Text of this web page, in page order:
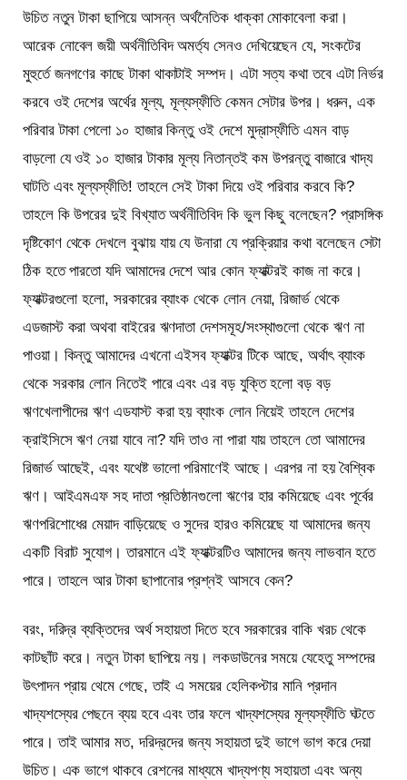
উচিত নতুন টাকা ছাপিয়ে আসন্ন অর্থনৈতিক ধাক্কা মোকাবেলা করা।
আরেক নোবেল জয়ী অর্থনীতিবিদ অমর্ত্য সেনও দেখিয়েছেন যে, সংকটের
মুহুর্তে জনগণের কাছে টাকা থাকাটাই সম্পদ। এটা সত্য কথা তবে এটা নির্ভর
করবে ওই দেশের অর্থের মূল্য, মূল্যস্ফীতি কেমন সেটার উপর। ধরুন, এক
পরিবার টাকা পেলো ১০ হাজার কিন্তু ওই দেশে মুদ্রাস্ফীতি এমন বাড়
বাড়লো যে ওই ১০ হাজার টাকার মূল্য নিতান্তই কম উপরন্তু বাজারে খাদ্য
ঘাটতি এবং মূল্যস্ফীতি! তাহলে সেই টাকা দিয়ে ওই পরিবার করবে কি?
তাহলে কি উপরের দুই বিখ্যাত অর্থনীতিবিদ কি ভুল কিছু বলেছেন? প্রাসঙ্গিক
দৃষ্টিকোণ থেকে দেখলে বুঝায় যায় যে উনারা যে প্রক্রিয়ার কথা বলেছেন সেটা
ঠিক হতে পারতো যদি আমাদের দেশে আর কোন ফ্যাক্টরই কাজ না করে।
ফ্যাক্টরগুলো হলো, সরকারের ব্যাংক থেকে লোন নেয়া, রিজার্ভ থেকে
এডজাস্ট করা অথবা বাইরের ঋণদাতা দেশসমূহ/সংস্থাগুলো থেকে ঋণ না
পাওয়া। কিন্তু আমাদের এখনো এইসব ফ্যাক্টর টিকে আছে, অর্থাৎ ব্যাংক
থেকে সরকার লোন নিতেই পারে এবং এর বড় যুক্তি হলো বড় বড়
ঋণখেলাপীদের ঋণ এডযাস্ট করা হয় ব্যাংক লোন নিয়েই তাহলে দেশের
ক্রাইসিসে ঋণ নেয়া যাবে না? যদি তাও না পারা যায় তাহলে তো আমাদের
রিজার্ভ আছেই, এবং যথেষ্ট ভালো পরিমাণেই আছে। এরপর না হয় বৈশ্বিক
ঋণ। আইএমএফ সহ দাতা প্রতিষ্ঠানগুলো ঋণের হার কমিয়েছে এবং পূর্বের
ঋণপরিশোধের মেয়াদ বাড়িয়েছে ও সুদের হারও কমিয়েছে যা আমাদের জন্য
একটি বিরাট সুযোগ। তারমানে এই ফ্যাক্টরটিও আমাদের জন্য লাভবান হতে
পারে। তাহলে আর টাকা ছাপানোর প্রশ্নই আসবে কেন?
বরং, দরিদ্র ব্যক্তিদের অর্থ সহায়তা দিতে হবে সরকারের বাকি খরচ থেকে
কাটছাঁট করে। নতুন টাকা ছাপিয়ে নয়। লকডাউনের সময়ে যেহেতু সম্পদের
উৎপাদন প্রায় থেমে গেছে, তাই এ সময়ের হেলিকপ্টার মানি প্রদান
খাদ্যশস্যের পেছনে ব্যয় হবে এবং তার ফলে খাদ্যশস্যের মূল্যস্ফীতি ঘটতে
পারে। তাই আমার মত, দরিদ্রদের জন্য সহায়তা দুই ভাগে ভাগ করে দেয়া
উচিত। এক ভাগে থাকবে রেশনের মাধ্যমে খাদ্যপণ্য সহায়তা এবং অন্য